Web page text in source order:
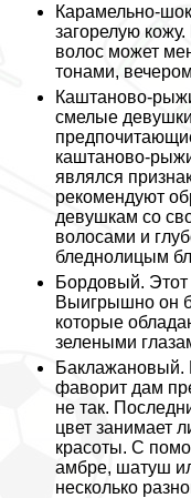
Карамельно-
загорелую
волос может
тонами,
Каштаново-
смелые
каштаново-
являлся
рекомендуют
дeвyшкам со
волосами и
бледнолицым
Бордовый.
Выигрышно он
которые
зелеными
Баклажановый.
фаворит дам
не так.
цвет занимает
красоты. С
амбре, шатуш
несколько